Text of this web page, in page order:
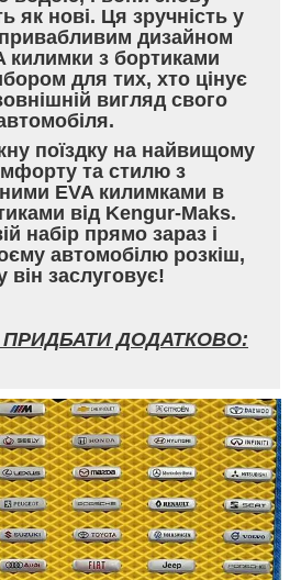
як нові. Ця зручність у
дизайном
килимки з бортиками
для тих, хто цінує
вигляд свого
поїздку на найвищому
та стилю з
EVA килимками в
від Kengur-Maks.
набір прямо зараз і
автомобілю розкіш,
він заслуговує!
ДОДАТКОВО: